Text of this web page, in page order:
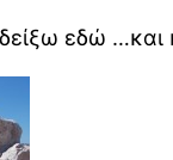
εδώ …και